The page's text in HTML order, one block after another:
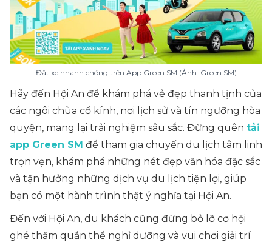
Đặt xe nhanh chóng trên App Green SM (Ảnh: Green SM)
Hãy đến Hội An để khám phá vẻ đẹp thanh tịnh của
các ngôi chùa cổ kính, nơi lịch sử và tín ngưỡng hòa
quyện, mang lại trải nghiệm sâu sắc. Đừng quên tải
app Green SM để tham gia chuyến du lịch tâm linh
trọn vẹn, khám phá những nét đẹp văn hóa đặc sắc
và tận hưởng những dịch vụ du lịch tiện lợi, giúp
bạn có một hành trình thật ý nghĩa tại Hội An.
Đến với Hội An, du khách cũng đừng bỏ lỡ cơ hội
ghé thăm quần thể nghỉ dưỡng và vui chơi giải trí